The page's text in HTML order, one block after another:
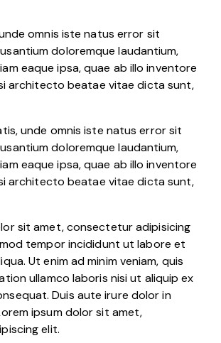
omnis iste natus error sit
doloremque laudantium,
eaque ipsa, quae ab illo inventore
architecto beatae vitae dicta sunt,
unde omnis iste natus error sit
doloremque laudantium,
eaque ipsa, quae ab illo inventore
architecto beatae vitae dicta sunt,
sit amet, consectetur adipisicing
tempor incididunt ut labore et
Ut enim ad minim veniam, quis
ullamco laboris nisi ut aliquip ex
Duis aute irure dolor in
ipsum dolor sit amet,
elit.